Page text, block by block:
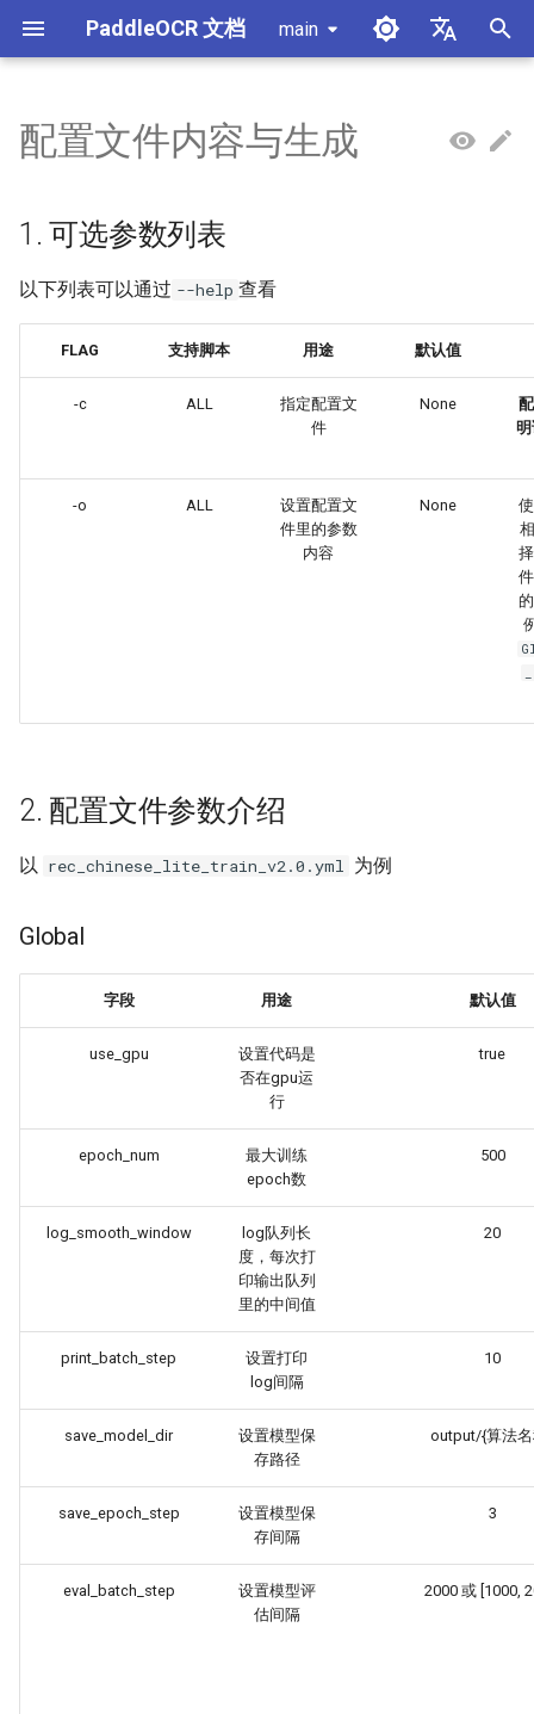
PaddleOCR 文档 main
English
在
初
化
搜
引
使用教程
PP-OCRv6简介
使用教程
PP-StructureV3简介
使用教程
PP-ChatOCRv4简介
使用教程
PaddleOCR-VL-1.5简介
PaddleOCR-VL-1.6简介
PaddleOCR-VL简介
PaddleOCR-VL NVIDIA
PaddleOCR-VL 昆仑芯 XPU
使用教程
PaddleOCR-VL 华为昇腾 NPU
使用教程
使用教程
PaddleOCR-VL AMD GPU 使
用教程
PaddleOCR-VL Intel Arc GPU
使用教程
本地推理 高性能推理
C++ 本地部署
服务化
自部署服务化
跨端部署
Android 部署
获取ONNX模型
MCP 服务器
Agent Skills
模块概述
文档图像方向分类模块
文档类视觉语言模型模块
版面区域检测模块
印章文本检测模块
文本图像矫正模块
文本行方向分类模块
文本识别模块
图表解析模块
产线概述
公式识别产线
文档图像预处理产线
印章文本识别产线
PP-DocTranslation产线
数据标注 X-AnyLabeling 文档解析
数据合成
数据合成工具
数据集
通用中英文OCR数据集
版面分析数据集
表格识别数据集
PaddleOCR 多硬件使用指南
昇腾 NPU 飞桨安装教程
昆仑 XPU 飞桨安装教程
PaddleOCR 与 PaddleX
PaddleOCR 3.x 升级说明
配置 paddleocr 包日志系统
概述
快速开始
模型列表
基于Python预测引擎推理
基于C++预测引擎推理
Visual Studio 2019
Community CMake 编译指南
Android部署
社区贡献
附录
配置文件内容与生成
1. 可选参数列表
以下列表可以通过 --help 查看
FLAG 支持脚本 用途 默认值
-c ALL
指定配置文
件
None
-o ALL
设置配置文
件里的参数
内容
None
2. 配置文件参数介绍
以 rec_chinese_lite_train_v2.0.yml 为例
Global
字段 用途 默认值
use_gpu
设置代码是
否在gpu运
行
true
epoch_num
最大训练
epoch数
500
log_smooth_window
log队列长
度，每次打
印输出队列
里的中间值
20
print_batch_step
设置打印
log间隔
10
save_model_dir
设置模型保
存路径
output/{算法
save_epoch_step
设置模型保
存间隔
3
eval_batch_step
设置模型评
估间隔
2000 或 [1000,